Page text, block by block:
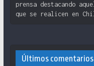
prensa destacando
que se realicen en
Últimos comentarios